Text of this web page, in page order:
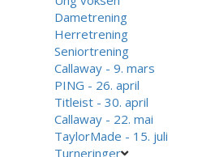
Dametrening
Herretrening
Seniortrening
Callaway - 9. mars
PING - 26. april
Titleist - 30. april
Callaway - 22. mai
TaylorMade - 15. juli
Turneringer